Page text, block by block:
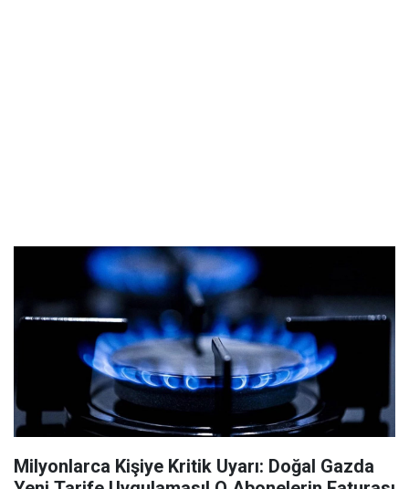
Milyonlarca Kişiye Kritik Uyarı: Doğal Gazda